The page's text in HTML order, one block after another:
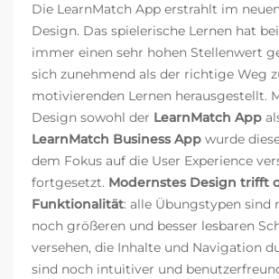
Die LearnMatch App erstrahlt im
Design. Das spielerische Lernen hat
immer einen sehr hohen Stellenwert
sich zunehmend als der richtige Weg
motivierenden Lernen herausgestellt.
Design sowohl der LearnMatch App
LearnMatch Business App wurde
dem Fokus auf die User Experience
fortgesetzt. Modernstes Design trifft
Funktionalität: alle Übungstypen sind
noch größeren und besser lesbaren
versehen, die Inhalte und Navigation
sind noch intuitiver und